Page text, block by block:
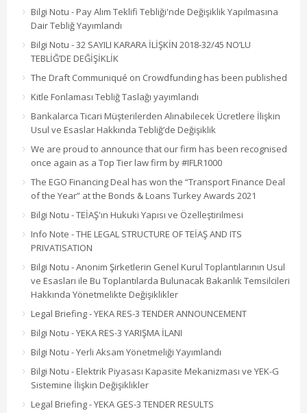
Bilgi Notu - Pay Alım Teklifi Tebliği'nde Değişiklik Yapılmasına
Dair Tebliğ Yayımlandı
Bilgi Notu - 32 SAYILI KARARA İLİŞKİN 2018-32/45 NO’LU
TEBLİĞ’DE DEĞİŞİKLİK
The Draft Communiqué on Crowdfunding has been published
Kitle Fonlaması Tebliğ Taslağı yayımlandı
Bankalarca Ticari Müşterilerden Alınabilecek Ücretlere İlişkin
Usul ve Esaslar Hakkında Tebliğ’de Değişiklik
We are proud to announce that our firm has been recognised
once again as a Top Tier law firm by #IFLR1000
The EGO Financing Deal has won the “Transport Finance Deal
of the Year” at the Bonds & Loans Turkey Awards 2021
Bilgi Notu - TEİAŞ'ın Hukuki Yapısı ve Özelleştirilmesi
Info Note - THE LEGAL STRUCTURE OF TEİAŞ AND ITS
PRIVATISATION
Bilgi Notu - Anonim Şirketlerin Genel Kurul Toplantılarının Usul
ve Esasları ile Bu Toplantılarda Bulunacak Bakanlık Temsilcileri
Hakkında Yönetmelikte Değişiklikler
Legal Briefing - YEKA RES-3 TENDER ANNOUNCEMENT
Bilgi Notu - YEKA RES-3 YARIŞMA İLANI
Bilgi Notu - Yerli Aksam Yönetmeliği Yayımlandı
Bilgi Notu - Elektrik Piyasası Kapasite Mekanizması ve YEK-G
Sistemine İlişkin Değişiklikler
Legal Briefing - YEKA GES-3 TENDER RESULTS